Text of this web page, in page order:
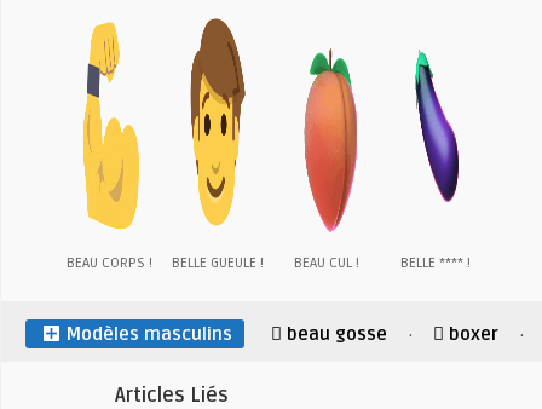
BEAU CORPS ! BELLE GUEULE ! BEAU CUL ! BELLE **** !
Modèles masculins beau gosse · boxer ·
Articles Liés